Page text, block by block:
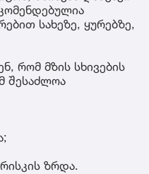
სახეზე, ყურებზე,
რომ მზის სხივების
შესაძლოა
ზრდა.